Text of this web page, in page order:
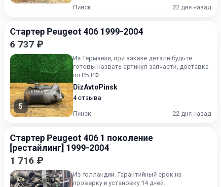
Пинск
22 дня назад
Стартер Peugeot 406 1999-2004
6 737 ₽
5
Из Германии, при заказе детали будьте
готовы назвать артикул запчасти, доставка
по РБ,РФ.
DizAvtoPinsk
4 отзыва
Пинск 22 дня назад
Стартер Peugeot 406 1 поколение
[рестайлинг] 1999-2004
1 716 ₽
Из голландии. Гарантийный срок на
проверку и установку 14 дней.